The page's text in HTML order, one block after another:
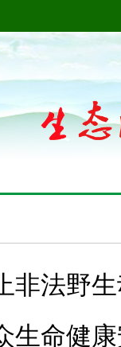
非法野
生命健